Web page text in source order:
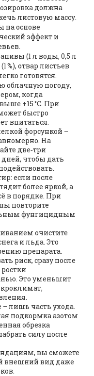
должна
листовую массу.
на основе
эффект и
(1 л воды, 0,5 л
%), отвар листьев
готовятся.
облачную погоду,
когда
+15 °C. При
быстро
впитаться.
форсункой –
На
две‑три
дней, чтобы дать
если после
более яркой, а
в порядке. При
повторите
фунгицидным
очистите
и льда. Это
препарата.
риск, сразу после
Это уменьшит
лишь часть ухода.
подкормка азотом
обрезка
силу после
вы сможете
внешний вид даже